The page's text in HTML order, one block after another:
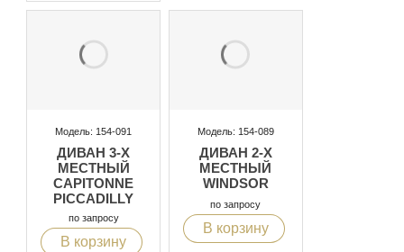
Модель: 154-091
ДИВАН 3-Х
МЕСТНЫЙ
CAPITONNE
PICCADILLY
по запросу
В корзину
Модель: 154-089
ДИВАН 2-Х
МЕСТНЫЙ
WINDSOR
по запросу
В корзину